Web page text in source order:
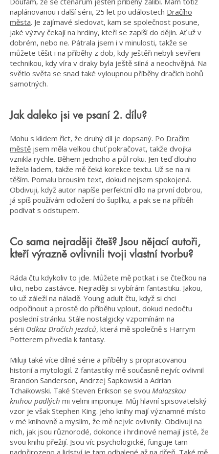
naplánovanou i další sérii, 25 let po událostech Dračího
města. Je zajímavé sledovat, kam se společnost posune,
jaké výzvy čekají na hrdiny, kteří se zapíší do dějin. Ať už v
dobrém, nebo ne. Pátrala jsem i v minulosti, takže se
můžete těšit i na příběhy z dob, kdy ještěři nebyli sevřeni
technikou, kdy víra v draky byla ještě silná a neochvějná. Na
světlo světa se snad také vyloupnou příběhy dračích bohů
samotných.
Jak daleko jsi ve psaní 2. dílu?
Mohu s klidem říct, že druhý díl je dopsaný. Po Dračím
městě jsem měla velkou chuť pokračovat, takže dvojka
vznikla rychle. Během jednoho a půl roku. Jen teď dlouho
ležela ladem, takže mě čeká korekce textu. Už se na ni
těším. Pomalu brousím text, dokud nejsem spokojená.
Obdivuji, když autor napíše perfektní dílo na první dobrou,
já spíš používám odložení do šuplíku, a pak se na příběh
podívat s odstupem.
Co sama nejraději čteš? Jsou nějací autoři,
kteří výrazně ovlivnili tvoji vlastní tvorbu?
Ráda čtu kdykoliv to jde. Můžete mě potkat i se čtečkou na
ulici, nebo zastávce. Nejraději si vybírám fantastiku. Jakou,
to už záleží na náladě. Young adult čtu, když si chci
odpočinout a prostě do příběhu vplout, dokud nedočtu
poslední stránku. Stále nostalgicky vzpomínám na
sérii Odkaz Dračích jezdců, která mě společně s Harrym
Potterem přivedla k fantasy.
Miluji také více dílné série a příběhy s propracovanou
historií a mytologií. Z fantastiky mě současně nejvíc ovlivnil
Brandon Sanderson, Andrzej Sapkowski a Adrian
Tchaikowski. Také Steven Erikson se svou Malazskou
knihou padlých mi velmi imponuje. Můj hlavní spisovatelský
vzor je však Stephen King. Jeho knihy mají významné místo
v mé knihovně a myslím, že mě nejvíc ovlivnily. Obdivuji na
nich, jak jsou různorodé, dokonce i hrdinové nemají jisté, že
svou knihu přežijí. Jsou víc psychologické, funguje tam
nadpřirozeno a lidství je tam odhalené až na dřeň. Také mě